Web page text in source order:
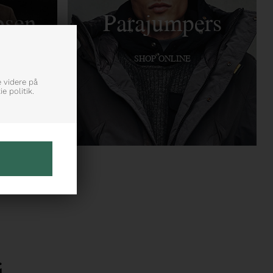
videre på
politik.
Parajumpers
SHOP ONLINE